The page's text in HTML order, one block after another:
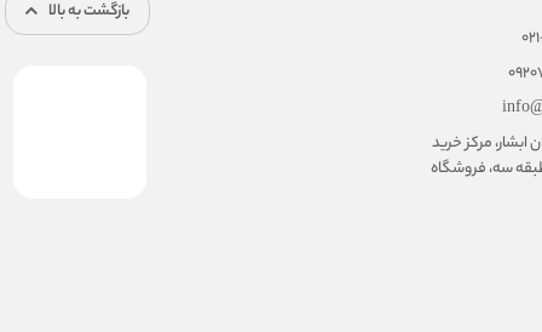
مرکز خرید
سه، فروشگاه
بازگشت به بالا